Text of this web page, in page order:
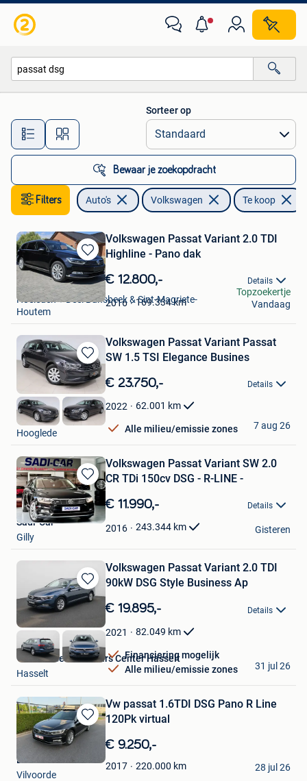
Alle afstanden…
Sorteer op
Bewaar je zoekopdracht
Filters Auto's Volkswagen Te koop
Bewaren
in
Mijn
Favorieten
Volkswagen Passat Variant 2.0 TDI
Highline - Pano dak
€ 12.800,- Details
2016 169.334km
Wout
Hoeleden + Deel Bunsbeek & Sint-Magriete-
Houtem
Topzoekertje
Vandaag
Bewaren
in
Mijn
Favorieten
Volkswagen Passat Variant Passat
SW 1.5 TSI Elegance Busines
€ 23.750,- Details
2022 62.001 km
Alle milieu/emissie zones
DP Auto
Hooglede
7 aug 26
Bewaren
in
Mijn
Favorieten
Volkswagen Passat Variant SW 2.0
CR TDi 150cv DSG - R-LINE -
€ 11.990,- Details
2016 243.344 km
Sadi-Car
Gilly
Gisteren
Bewaren
in
Favorieten
Volkswagen Passat Variant 2.0 TDI
90kW DSG Style Business Ap
€ 19.895,- Details
2021 82.049 km
Financiering mogelijk
Alle milieu/emissie zones
Van Mossel Used Cars Center Hasselt
Hasselt
31 jul 26
Bewaren
in
Favorieten
Vw passat 1.6TDI DSG Pano R Line
120Pk virtual
€ 9.250,-
2017 220.000 km
EGO-CARS
Vilvoorde
28 jul 26